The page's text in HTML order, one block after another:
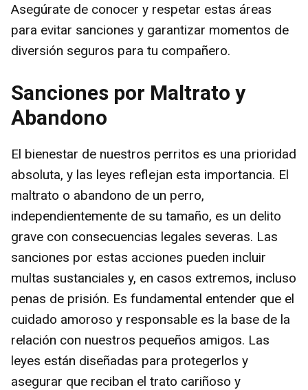
Asegúrate de conocer y respetar estas áreas
para evitar sanciones y garantizar momentos de
diversión seguros para tu compañero.
Sanciones por Maltrato y
Abandono
El bienestar de nuestros perritos es una prioridad
absoluta, y las leyes reflejan esta importancia. El
maltrato o abandono de un perro,
independientemente de su tamaño, es un delito
grave con consecuencias legales severas. Las
sanciones por estas acciones pueden incluir
multas sustanciales y, en casos extremos, incluso
penas de prisión. Es fundamental entender que el
cuidado amoroso y responsable es la base de la
relación con nuestros pequeños amigos. Las
leyes están diseñadas para protegerlos y
asegurar que reciban el trato cariñoso y